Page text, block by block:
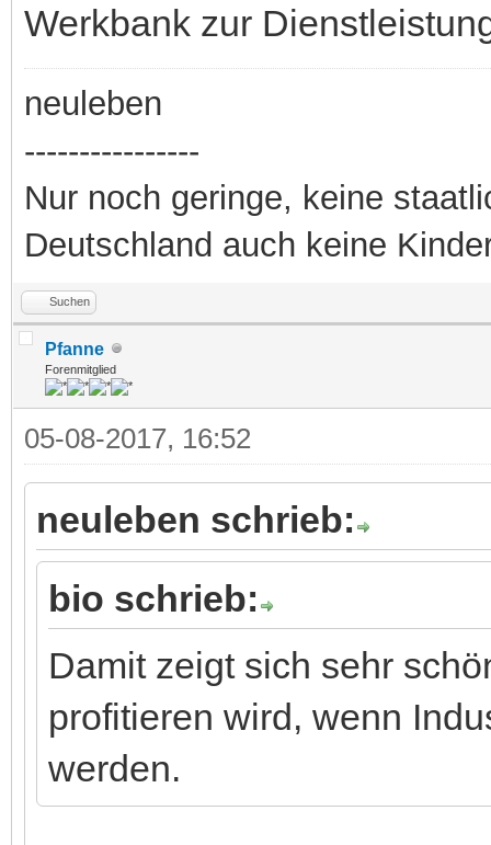
Werkbank zur
neuleben
----------------
Nur noch geringe, keine
Deutschland auch keine
Suchen
Pfanne
Forenmitglied
05-08-2017, 16:52
neuleben schrieb:
bio schrieb:
Damit zeigt sich sehr
profitieren wird, wenn
werden.